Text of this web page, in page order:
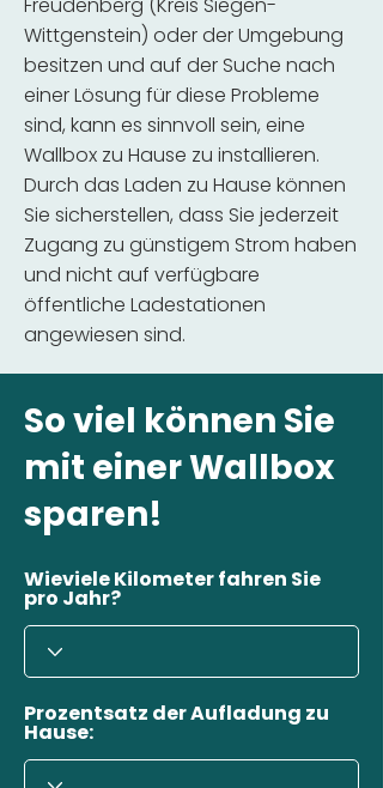
Wittgenstein) oder der Umgebung
besitzen und auf der Suche nach
einer Lösung für diese Probleme
sind, kann es sinnvoll sein, eine
Wallbox zu Hause zu installieren.
Durch das Laden zu Hause können
Sie sicherstellen, dass Sie jederzeit
Zugang zu günstigem Strom haben
und nicht auf verfügbare
öffentliche Ladestationen
angewiesen sind.
So viel können Sie
mit einer Wallbox
sparen!
Wieviele Kilometer fahren Sie
pro Jahr?
Prozentsatz der Aufladung zu
Hause: